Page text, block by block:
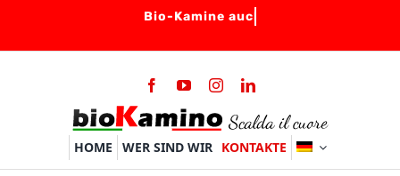
content
HOME WER SIND WIR KONTAKTE